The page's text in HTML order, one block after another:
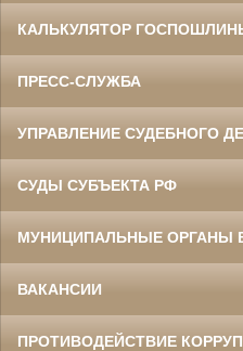
КАЛЬКУЛЯТОР
ПРЕСС-СЛУЖБА
УПРАВЛЕНИЕ СУДЕБНОГО
СУДЫ СУБЪЕКТА РФ
МУНИЦИПАЛЬНЫЕ ОРГАНЫ
ВАКАНСИИ
ПРОТИВОДЕЙСТВИЕ